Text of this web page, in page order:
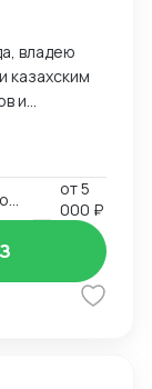
владею
казахским
и
ведения
условий.
от5
000 ₽